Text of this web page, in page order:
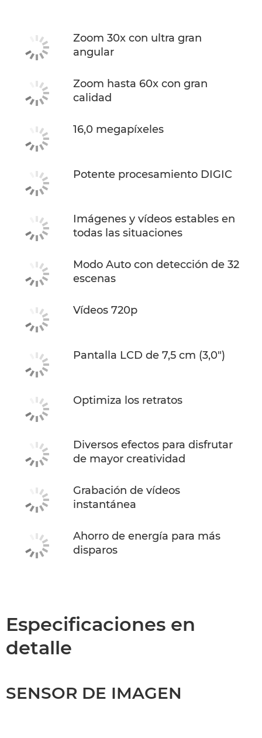
Zoom 30x con ultra gran
angular
Zoom hasta 60x con gran
calidad
16,0 megapíxeles
Potente procesamiento DIGIC
Imágenes y vídeos estables en
todas las situaciones
Modo Auto con detección de 32
escenas
Vídeos 720p
Pantalla LCD de 7,5 cm (3,0")
Optimiza los retratos
Diversos efectos para disfrutar
de mayor creatividad
Grabación de vídeos
instantánea
Ahorro de energía para más
disparos
Especificaciones en
detalle
SENSOR DE IMAGEN